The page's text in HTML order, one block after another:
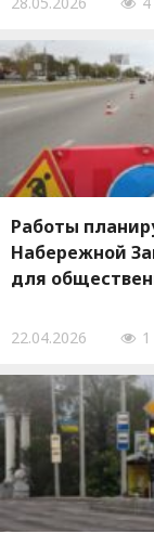
Работы
Набережной
для
22.04.2026